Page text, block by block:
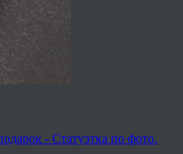
- Статуэтка по фото.